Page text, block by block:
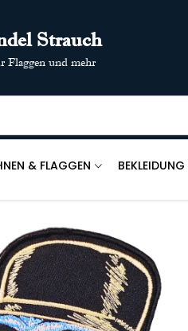
Strauch
Flaggen und mehr
& FLAGGEN